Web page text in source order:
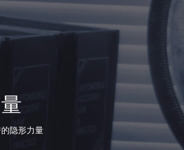
隐形力量